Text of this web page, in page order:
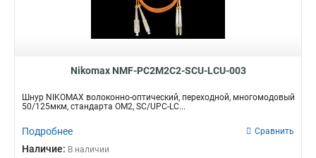
Nikomax NMF-PC2M2C2-SCU-LCU-003
Шнур NIKOMAX волоконно-оптический, переходной, многомодовый
50/125мкм, стандарта ОМ2, SC/UPC-LC...
Подробнее Сравнить
Наличие: В наличии